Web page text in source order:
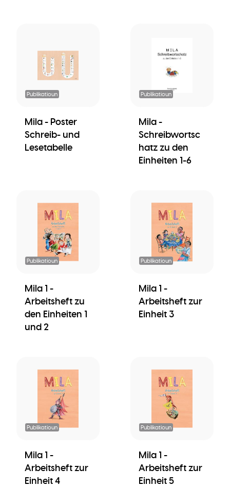
Publikatioun
Mila - Poster
Schreib- und
Lesetabelle
Publikatioun
Mila -
Schreibwortsc
hatz zu den
Einheiten 1-6
Publikatioun
Mila 1 -
Arbeitsheft zu
den Einheiten 1
und 2
Publikatioun
Mila 1 -
Arbeitsheft zur
Einheit 3
Publikatioun
Mila 1 -
Arbeitsheft zur
Einheit 4
Publikatioun
Mila 1 -
Arbeitsheft zur
Einheit 5